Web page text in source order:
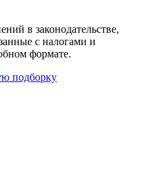
в законодательстве,
с налогами и
формате.
подборку